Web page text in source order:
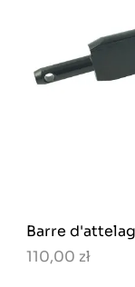
Barre
110,00 zł